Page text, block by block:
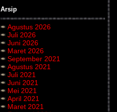
Arsip
Agustus 2026
Juli 2026
Juni 2026
Maret 2026
September 2021
Agustus 2021
Juli 2021
Juni 2021
Mei 2021
April 2021
Maret 2021